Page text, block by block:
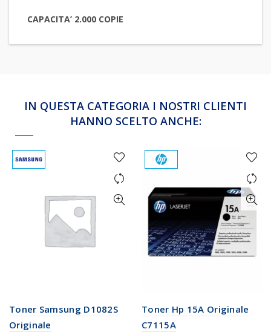
CAPACITA’ 2.000 COPIE
IN QUESTA CATEGORIA I NOSTRI CLIENTI
HANNO SCELTO ANCHE:
Toner Samsung D1082S
Originale
Toner Hp 15A Originale
C7115A